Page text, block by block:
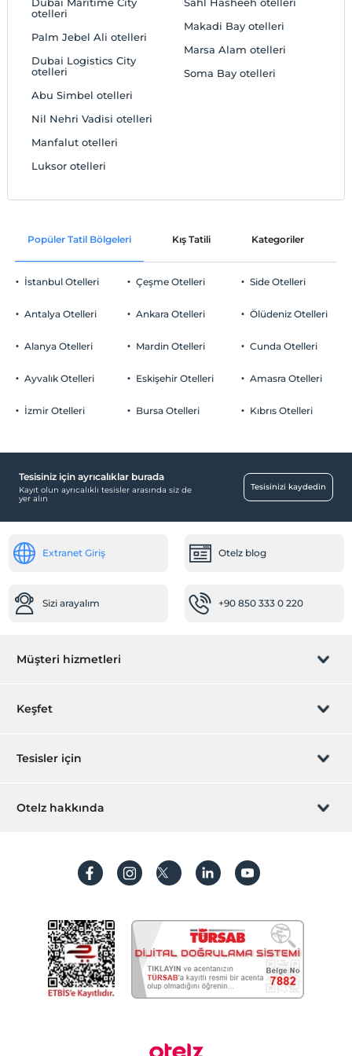
otelleri
Palm Jebel Ali otelleri
Dubai Logistics City
otelleri
Abu Simbel otelleri
Nil Nehri Vadisi otelleri
Manfalut otelleri
Luksor otelleri
Makadi Bay otelleri
Marsa Alam otelleri
Soma Bay otelleri
Popüler Tatil Bölgeleri Kış Tatili Kategoriler
İstanbul Otelleri
Antalya Otelleri
Alanya Otelleri
Ayvalık Otelleri
İzmir Otelleri
Çeşme Otelleri
Ankara Otelleri
Mardin Otelleri
Eskişehir Otelleri
Bursa Otelleri
Side Otelleri
Ölüdeniz Otelleri
Cunda Otelleri
Amasra Otelleri
Kıbrıs Otelleri
Tesisiniz için ayrıcalıklar burada
Kayıt olun ayrıcalıklı tesisler arasında siz de
yer alın
Tesisinizi kaydedin
Extranet Giriş Otelz blog
Sizi arayalım +90 850 333 0 220
Müşteri hizmetleri
Rezervasyon yönet
Sıkça sorulan sorular
İşlem rehberi
Keşfet
Hediye Kart
Hesap oluştur
Tesisler için
Hemen tesisinizi ekleyin
Otelz hakkında
Koşullar ve şartlar
Aydınlatma metni